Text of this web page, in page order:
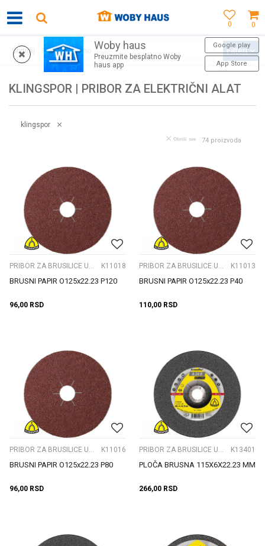
0
0
Woby haus
Preuzmite besplatno Woby
haus app
Google play
App Store
WOBY KARTICA NAGRAĐUJE SVAKU KUPOVINU!
KLINGSPOR | PRIBOR ZA ELEKTRIČNI ALAT
Sortiraj Filteri
klingspor
74 proizvoda
Obriši sve
K11018
BRUSNI PAPIR O125x22.23 P120
96,00 RSD
K11013
BRUSNI PAPIR O125x22.23 P40
110,00 RSD
K11016
BRUSNI PAPIR O125x22.23 P80
96,00 RSD
K13401
PLOČA BRUSNA 115X6X22.23 MM
266,00 RSD